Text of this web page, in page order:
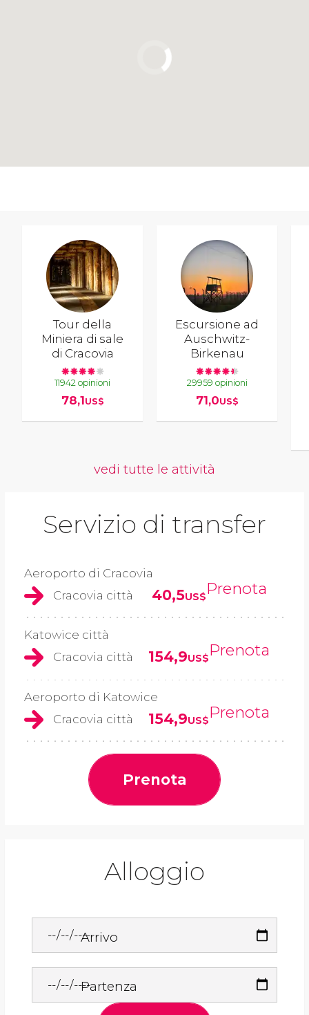
Tour della
Miniera di sale
di Cracovia
11942 opinioni
78,1US$
Escursione ad
Auschwitz-
Birkenau
29959 opinioni
71,0US$
vedi tutte le attività
Servizio di transfer
Aeroporto di Cracovia
Cracovia città
40,5US$Prenota
Katowice città
Cracovia città
154,9US$Prenota
Aeroporto di Katowice
Cracovia città
154,9US$Prenota
Prenota
Alloggio
Arrivo
Partenza